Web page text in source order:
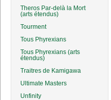
Theros Par-delà la Mort
(arts étendus)
Tourment
Tous Phyrexians
Tous Phyrexians (arts
étendus)
Traitres de Kamigawa
Ultimate Masters
Unfinity